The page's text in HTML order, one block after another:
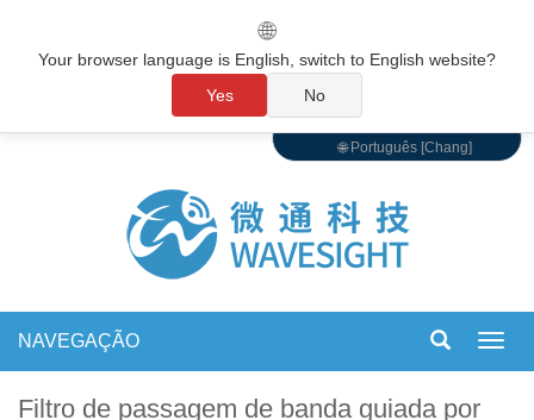
🌐 Português [Chang]
NAVEGAÇÃO
Filtro de passagem de banda guiada por
🌐
Your browser language is English, switch to English website?
Yes
No